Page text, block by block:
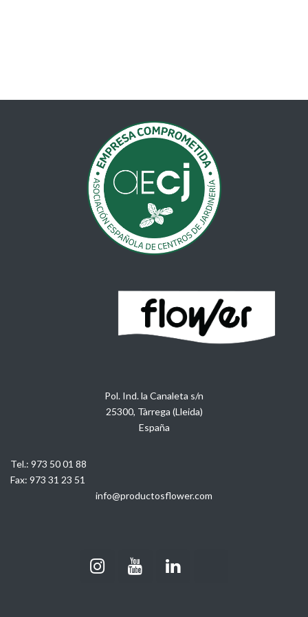
Pol. Ind. la Canaleta s/n
25300, Tàrrega (Lleida)
España
Tel.: 973 50 01 88
Fax: 973 31 23 51
info@productosflower.com